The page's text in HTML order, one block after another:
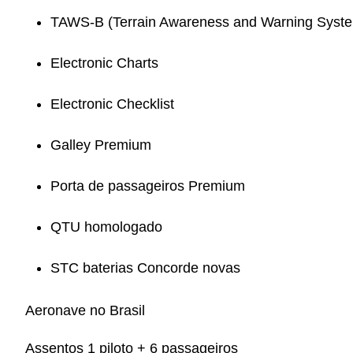
TAWS-B (Terrain Awareness and Warning
Electronic Charts
Electronic Checklist
Galley Premium
Porta de passageiros Premium
QTU homologado
STC baterias Concorde novas
Aeronave no Brasil
Assentos 1 piloto + 6 passageiros